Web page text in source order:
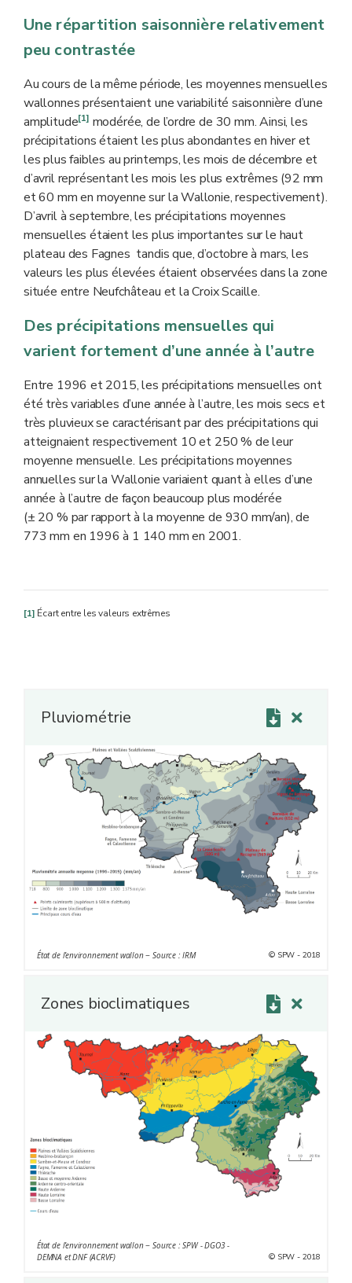
Une répartition saisonnière relativement
peu contrastée
Au cours de la même période, les moyennes mensuelles
wallonnes présentaient une variabilité saisonnière d’une
amplitude[1] modérée, de l’ordre de 30 mm. Ainsi, les
précipitations étaient les plus abondantes en hiver et
les plus faibles au printemps, les mois de décembre et
d’avril représentant les mois les plus extrêmes (92 mm
et 60 mm en moyenne sur la Wallonie, respectivement).
D’avril à septembre, les précipitations moyennes
mensuelles étaient les plus importantes sur le haut
plateau des Fagnes tandis que, d’octobre à mars, les
valeurs les plus élevées étaient observées dans la zone
située entre Neufchâteau et la Croix Scaille.
Des précipitations mensuelles qui
varient fortement d’une année à l’autre
Entre 1996 et 2015, les précipitations mensuelles ont
été très variables d’une année à l’autre, les mois secs et
très pluvieux se caractérisant par des précipitations qui
atteignaient respectivement 10 et 250 % de leur
moyenne mensuelle. Les précipitations moyennes
annuelles sur la Wallonie variaient quant à elles d’une
année à l’autre de façon beaucoup plus modérée
(± 20 % par rapport à la moyenne de 930 mm/an), de
773 mm en 1996 à 1 140 mm en 2001.
[1] Écart entre les valeurs extrêmes
Pluviométrie
État de l’environnement wallon − Source : IRM © SPW - 2018
Zones bioclimatiques
État de l’environnement wallon − Source : SPW - DGO3 -
DEMNA et DNF (ACRVF)
© SPW - 2018